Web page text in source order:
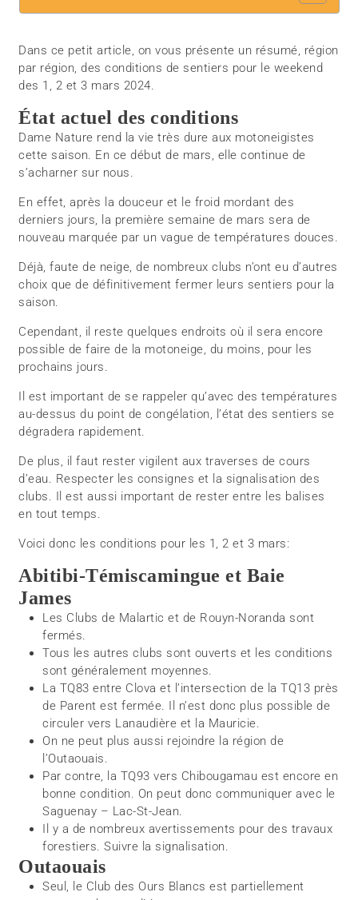
Dans ce petit article, on vous présente un résumé, région
par région, des conditions de sentiers pour le weekend
des 1, 2 et 3 mars 2024.
État actuel des conditions
Dame Nature rend la vie très dure aux motoneigistes
cette saison. En ce début de mars, elle continue de
s’acharner sur nous.
En effet, après la douceur et le froid mordant des
derniers jours, la première semaine de mars sera de
nouveau marquée par un vague de températures douces.
Déjà, faute de neige, de nombreux clubs n’ont eu d’autres
choix que de définitivement fermer leurs sentiers pour la
saison.
Cependant, il reste quelques endroits où il sera encore
possible de faire de la motoneige, du moins, pour les
prochains jours.
Il est important de se rappeler qu’avec des températures
au-dessus du point de congélation, l’état des sentiers se
dégradera rapidement.
De plus, il faut rester vigilent aux traverses de cours
d’eau. Respecter les consignes et la signalisation des
clubs. Il est aussi important de rester entre les balises
en tout temps.
Voici donc les conditions pour les 1, 2 et 3 mars:
Abitibi-Témiscamingue et Baie
James
Les Clubs de Malartic et de Rouyn-Noranda sont
fermés.
Tous les autres clubs sont ouverts et les conditions
sont généralement moyennes.
La TQ83 entre Clova et l’intersection de la TQ13 près
de Parent est fermée. Il n’est donc plus possible de
circuler vers Lanaudière et la Mauricie.
On ne peut plus aussi rejoindre la région de
l’Outaouais.
Par contre, la TQ93 vers Chibougamau est encore en
bonne condition. On peut donc communiquer avec le
Saguenay – Lac-St-Jean.
Il y a de nombreux avertissements pour des travaux
forestiers. Suivre la signalisation.
Outaouais
Seul, le Club des Ours Blancs est partiellement